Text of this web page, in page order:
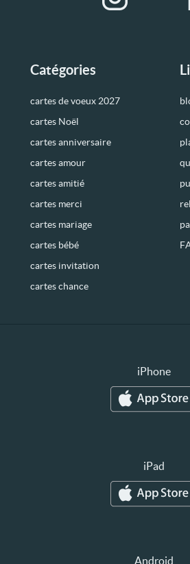
Catégories
cartes de voeux 2027
cartes Noël
cartes anniversaire
cartes amour
cartes amitié
cartes merci
cartes mariage
cartes bébé
cartes invitation
cartes chance
iPhone
iPad
Android